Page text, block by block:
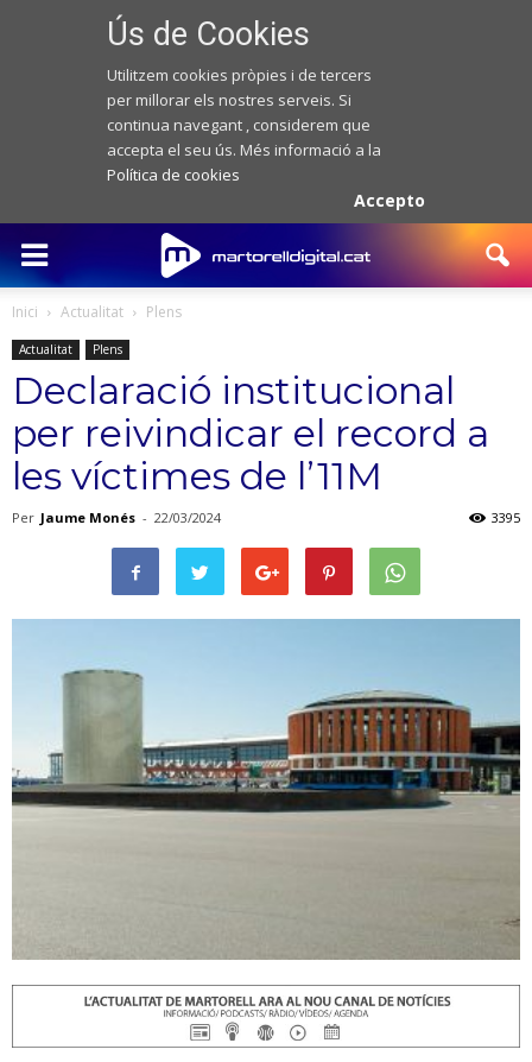
Ús de Cookies
Utilitzem cookies pròpies i de tercers
per millorar els nostres serveis. Si
continua navegant , considerem que
accepta el seu ús. Més informació a la
Política de cookies
Accepto
Inici Actualitat Plens
Actualitat Plens
Declaració institucional
per reivindicar el record a
les víctimes de l’11M
Per Jaume Monés - 22/03/2024 3395